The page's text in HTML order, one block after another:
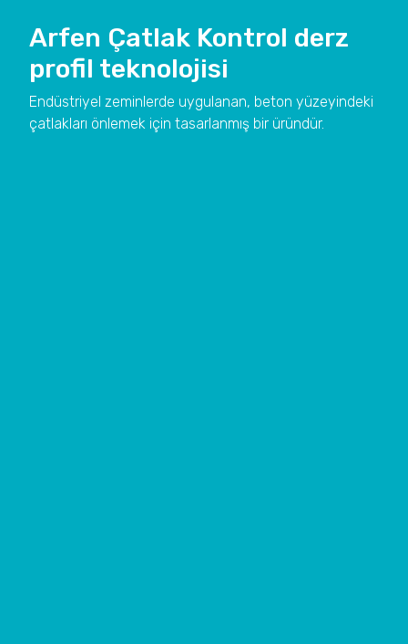
Arfen Çatlak Kontrol derz
profil teknolojisi
Endüstriyel zeminlerde uygulanan, beton yüzeyindeki
çatlakları önlemek için tasarlanmış bir üründür.